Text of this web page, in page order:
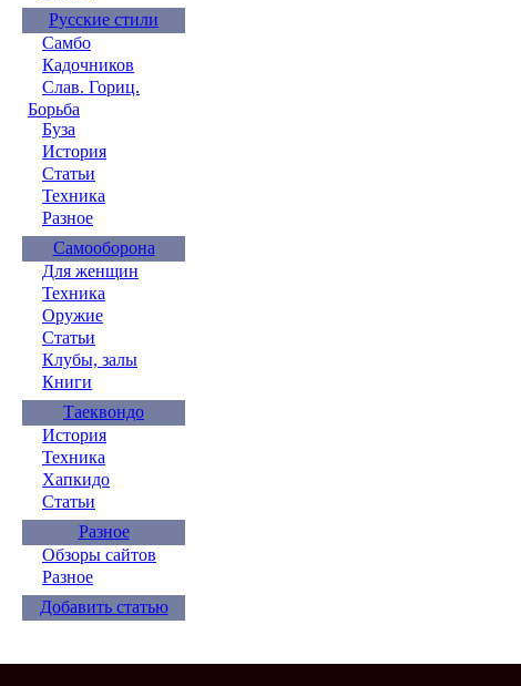
Русские стили
Самбо
Кадочников
Слав. Гориц.
Борьба
Буза
История
Статьи
Техника
Разное
Самооборона
Для женщин
Техника
Оружие
Статьи
Клубы, залы
Книги
Таеквондо
История
Техника
Хапкидо
Статьи
Разное
Обзоры сайтов
Разное
Добавить статью